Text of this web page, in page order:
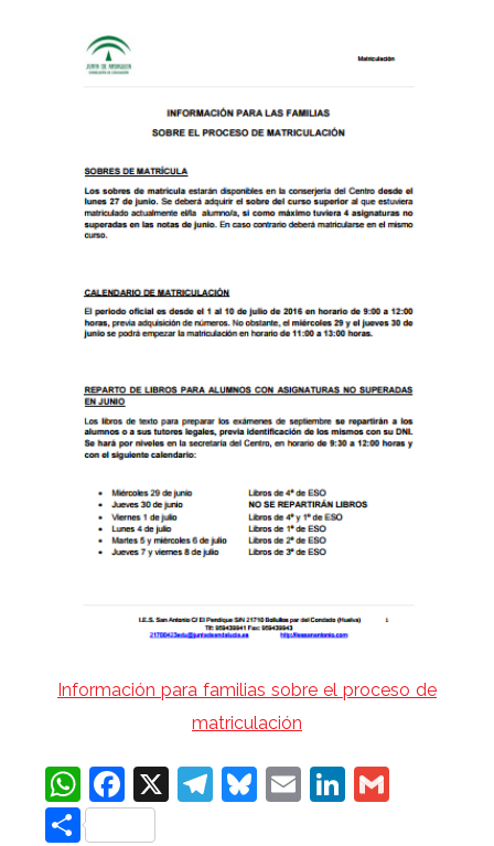
Información para familias sobre el proceso de
matriculación
WhatsApp
Facebook
X Telegram
Bluesky
EmailLinkedIn
Compartir